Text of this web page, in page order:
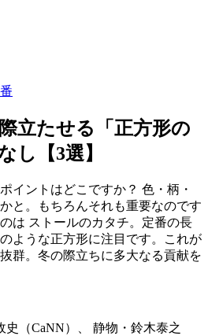
立たせる「正方形の
し【3選】
イントはどこですか？ 色・柄・
と。もちろんそれも重要なのです
は ストールのカタチ。定番の長
ような正方形に注目です。これが
群。冬の際立ちに多大なる貢献を
史（CaNN）、 静物・鈴木泰之